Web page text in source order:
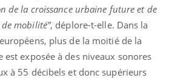
de la croissance urbaine future et de
mobilité”, déplore-t-elle. Dans la
plus de la moitié de la
exposée à des niveaux sonores
à 55 décibels et donc supérieurs